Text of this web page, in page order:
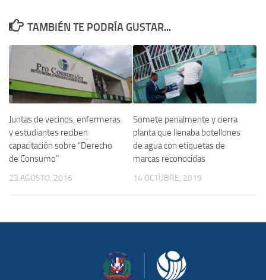
TAMBIÉN TE PODRÍA GUSTAR...
Juntas de vecinos, enfermeras
y estudiantes reciben
capacitación sobre “Derecho
de Consumo”
23 AGOSTO, 2016
Somete penalmente y cierra
planta que llenaba botellones
de agua con etiquetas de
marcas reconocidas
14 OCTUBRE, 2019